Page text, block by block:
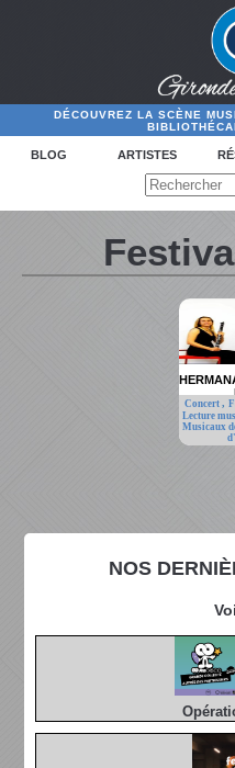
DÉCOUVREZ LA SCÈNE
BLOG ARTISTES
NOS
Concert,
Lecture
Musicaux